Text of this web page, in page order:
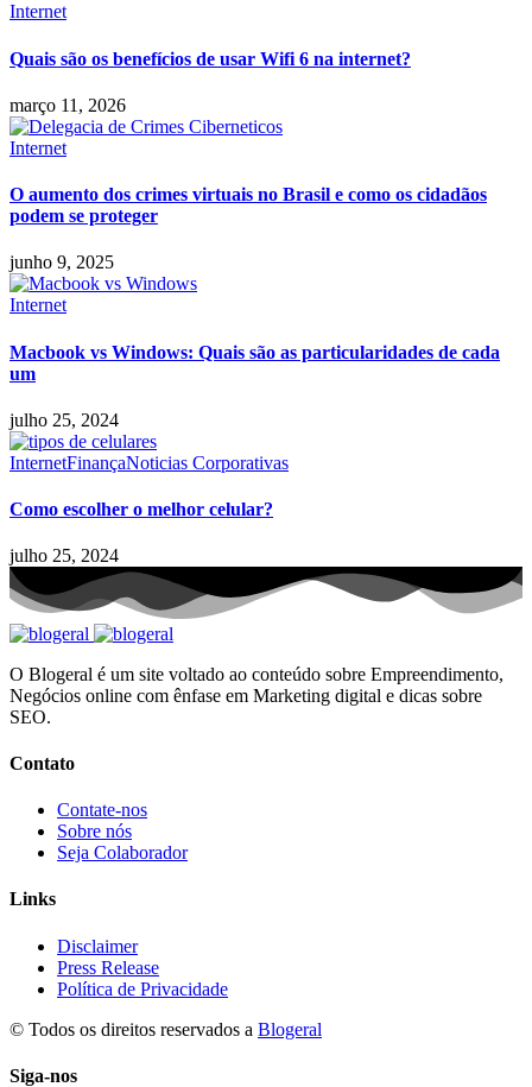
Internet
Quais são os benefícios de usar Wifi 6 na internet?
março 11, 2026
Internet
O aumento dos crimes virtuais no Brasil e como os cidadãos
podem se proteger
junho 9, 2025
Internet
Macbook vs Windows: Quais são as particularidades de cada
um
julho 25, 2024
InternetFinançaNoticias Corporativas
Como escolher o melhor celular?
julho 25, 2024
O Blogeral é um site voltado ao conteúdo sobre Empreendimento,
Negócios online com ênfase em Marketing digital e dicas sobre
SEO.
Contato
Contate-nos
Sobre nós
Seja Colaborador
Links
Disclaimer
Press Release
Política de Privacidade
© Todos os direitos reservados a Blogeral
Siga-nos